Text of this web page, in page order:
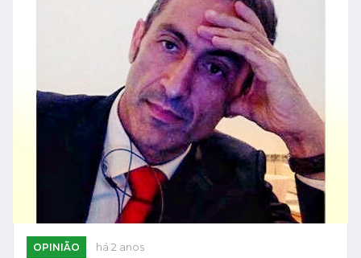
OPINIÃO há 2 anos